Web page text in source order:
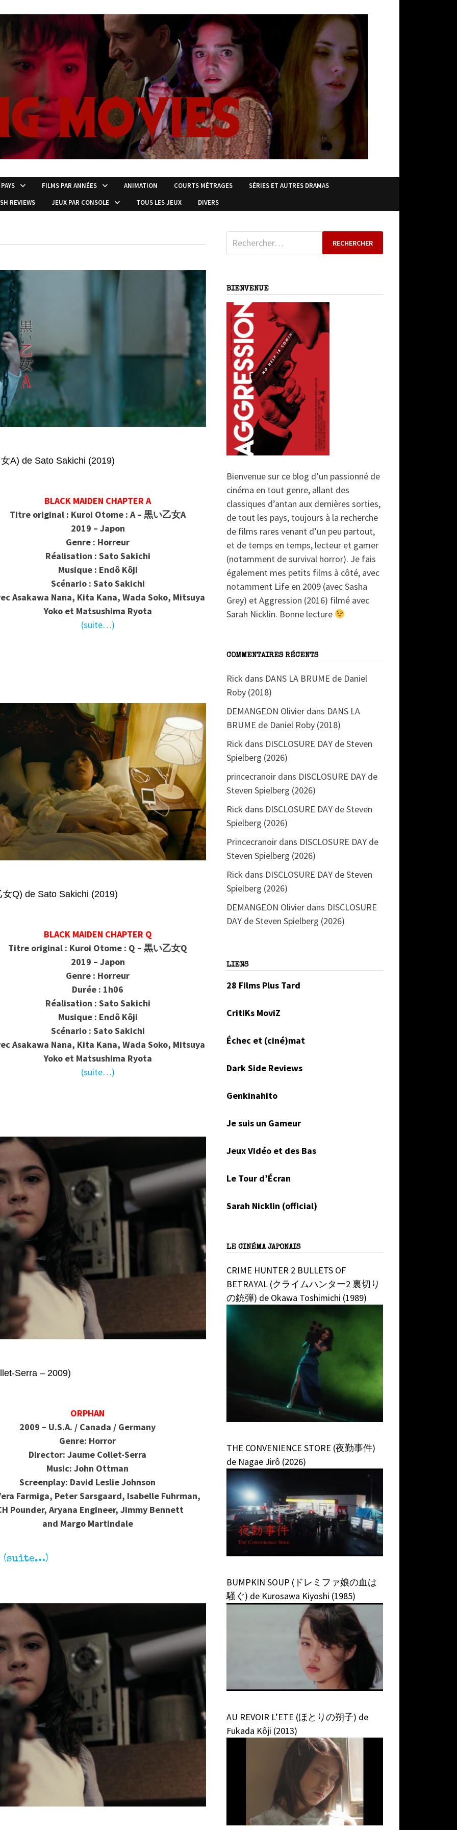
FILMS PAR ANNÉES ANIMATION COURTS MÉTRAGES
SÉRIES ET AUTRES DRAMAS
REVIEWS
JEUX PAR CONSOLE TOUS LES JEUX DIVERS
A) de Sato Sakichi (2019)
BLACK MAIDEN CHAPTER A
Titre original : Kuroi Otome : A – 黒い乙女A
2019 – Japon
Genre : Horreur
Réalisation : Sato Sakichi
Musique : Endô Kôji
Scénario : Sato Sakichi
Asakawa Nana, Kita Kana, Wada Soko, Mitsuya
Yoko et Matsushima Ryota
(suite…)
Q) de Sato Sakichi (2019)
BLACK MAIDEN CHAPTER Q
Titre original : Kuroi Otome : Q – 黒い乙女Q
2019 – Japon
Genre : Horreur
Durée : 1h06
Réalisation : Sato Sakichi
Musique : Endô Kôji
Scénario : Sato Sakichi
Asakawa Nana, Kita Kana, Wada Soko, Mitsuya
Yoko et Matsushima Ryota
(suite…)
Serra – 2009)
ORPHAN
2009 – U.S.A. / Canada / Germany
Genre: Horror
Director: Jaume Collet-Serra
Music: John Ottman
Screenplay: David Leslie Johnson
Farmiga, Peter Sarsgaard, Isabelle Fuhrman,
Pounder, Aryana Engineer, Jimmy Bennett
and Margo Martindale
(suite…)
Rechercher :
BIENVENUE
Bienvenue sur ce blog d’un passionné de
cinéma en tout genre, allant des
classiques d’antan aux dernières sorties,
de tout les pays, toujours à la recherche
de films rares venant d’un peu partout,
et de temps en temps, lecteur et gamer
(notamment de survival horror). Je fais
également mes petits films à côté, avec
notamment Life en 2009 (avec Sasha
Grey) et Aggression (2016) filmé avec
Sarah Nicklin. Bonne lecture
COMMENTAIRES RÉCENTS
Rick dans DANS LA BRUME de Daniel
Roby (2018)
DEMANGEON Olivier dans DANS LA
BRUME de Daniel Roby (2018)
Rick dans DISCLOSURE DAY de Steven
Spielberg (2026)
princecranoir dans DISCLOSURE DAY de
Steven Spielberg (2026)
Rick dans DISCLOSURE DAY de Steven
Spielberg (2026)
Princecranoir dans DISCLOSURE DAY de
Steven Spielberg (2026)
Rick dans DISCLOSURE DAY de Steven
Spielberg (2026)
DEMANGEON Olivier dans DISCLOSURE
DAY de Steven Spielberg (2026)
LIENS
28 Films Plus Tard
CritiKs MoviZ
Échec et (ciné)mat
Dark Side Reviews
Genkinahito
Je suis un Gameur
Jeux Vidéo et des Bas
Le Tour d’Écran
Sarah Nicklin (official)
LE CINÉMA JAPONAIS
CRIME HUNTER 2 BULLETS OF
BETRAYAL (クライムハンター2 裏切り
の銃弾) de Okawa Toshimichi (1989)
THE CONVENIENCE STORE (夜勤事件)
de Nagae Jirô (2026)
BUMPKIN SOUP (ドレミファ娘の血は
騒ぐ) de Kurosawa Kiyoshi (1985)
AU REVOIR L’ETE (ほとりの朔子) de
Fukada Kôji (2013)